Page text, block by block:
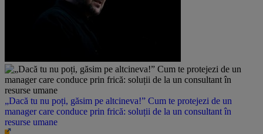
„Dacă tu nu poți, găsim pe altcineva!” Cum te protejezi de un
manager care conduce prin frică: soluții de la un consultant în
resurse umane